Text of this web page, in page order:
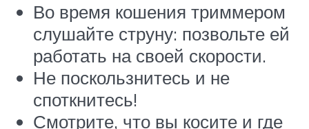
Во время кошения триммером
слушайте струну: позвольте ей
работать на своей скорости.
Не поскользнитесь и не
споткнитесь!
Смотрите, что вы косите и где